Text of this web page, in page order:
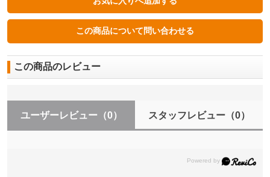
この商品のレビュー
ユーザーレビュー （0） スタッフレビュー（0）